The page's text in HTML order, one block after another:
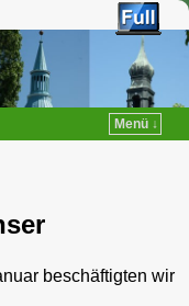
Menü ↓
beschäftigten wir